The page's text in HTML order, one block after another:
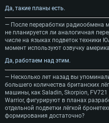
Да, такие планы есть.
— После переработки радиообмена
не планируется ли аналогичная
числе на языках подветок техники
момент используют озвучку
Да, работаем над этим.
— Несколько лет назад вы
большего количества британских
машины, как Saladin, Skorpion,
Warrior, фигурируют в планах
отдельной подветки лёгкой
формирования достаточно?